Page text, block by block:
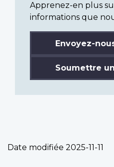
Apprenez-en plus
informations que
Envoyez-
Soumettre
Date modifiée 2025-11-11